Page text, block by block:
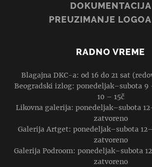
DOKUMENTACIJA
PREUZIMANJE
RADNO VREME
Blagajna DKC-a: od 16 do 21 sat
Beogradski izlog: ponedeljak–subota 9
10 – 15č
Likovna galerija: ponedeljak–subota
zatvoreno
Galerija Artget: ponedeljak–subota
zatvoreno
Galerija Podroom: ponedeljak–subota
zatvoreno